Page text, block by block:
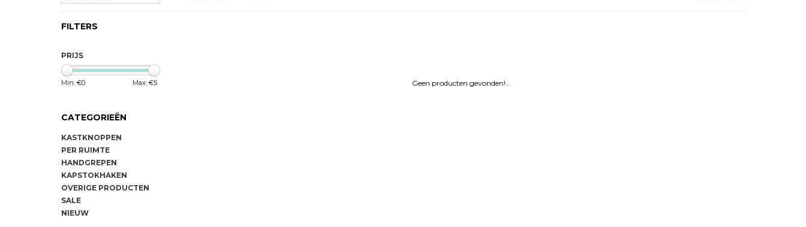
FILTERS
PRIJS
Min: €0 Max: €5
CATEGORIEËN
KASTKNOPPEN
PER RUIMTE
HANDGREPEN
KAPSTOKHAKEN
OVERIGE PRODUCTEN
SALE
NIEUW
Geen producten gevonden!...